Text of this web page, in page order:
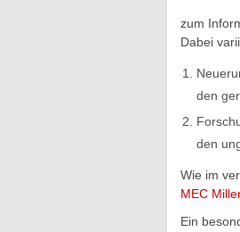
zum
Dabei
den
den
Wie im
MEC
Ein